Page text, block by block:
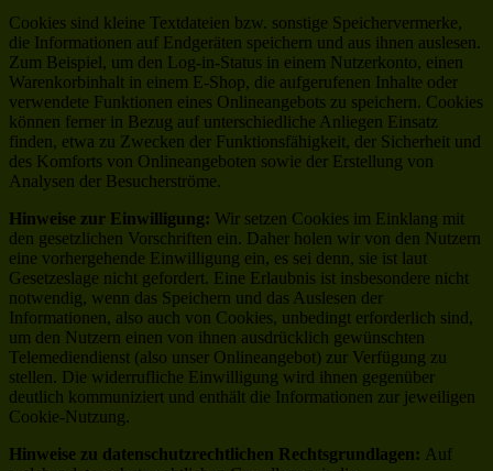
Cookies sind kleine Textdateien bzw. sonstige Speichervermerke,
die Informationen auf Endgeräten speichern und aus ihnen auslesen.
Zum Beispiel, um den Log-in-Status in einem Nutzerkonto, einen
Warenkorbinhalt in einem E-Shop, die aufgerufenen Inhalte oder
verwendete Funktionen eines Onlineangebots zu speichern. Cookies
können ferner in Bezug auf unterschiedliche Anliegen Einsatz
finden, etwa zu Zwecken der Funktionsfähigkeit, der Sicherheit und
des Komforts von Onlineangeboten sowie der Erstellung von
Analysen der Besucherströme.
Hinweise zur Einwilligung: Wir setzen Cookies im Einklang mit
den gesetzlichen Vorschriften ein. Daher holen wir von den Nutzern
eine vorhergehende Einwilligung ein, es sei denn, sie ist laut
Gesetzeslage nicht gefordert. Eine Erlaubnis ist insbesondere nicht
notwendig, wenn das Speichern und das Auslesen der
Informationen, also auch von Cookies, unbedingt erforderlich sind,
um den Nutzern einen von ihnen ausdrücklich gewünschten
Telemediendienst (also unser Onlineangebot) zur Verfügung zu
stellen. Die widerrufliche Einwilligung wird ihnen gegenüber
deutlich kommuniziert und enthält die Informationen zur jeweiligen
Cookie-Nutzung.
Hinweise zu datenschutzrechtlichen Rechtsgrundlagen: Auf